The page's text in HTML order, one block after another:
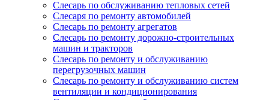
Слесарь по обслуживанию тепловых сетей
Слесаря по ремонту автомобилей
Слесарь по ремонту агрегатов
Слесарь по ремонту дорожно-строительных
машин и тракторов
Слесарь по ремонту и обслуживанию
перегрузочных машин
Слесарь по ремонту и обслуживанию систем
вентиляции и кондиционирования